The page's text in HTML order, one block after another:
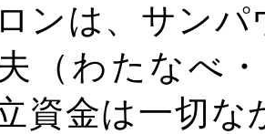
ンは、サンパ
（わたなべ
資金は一切